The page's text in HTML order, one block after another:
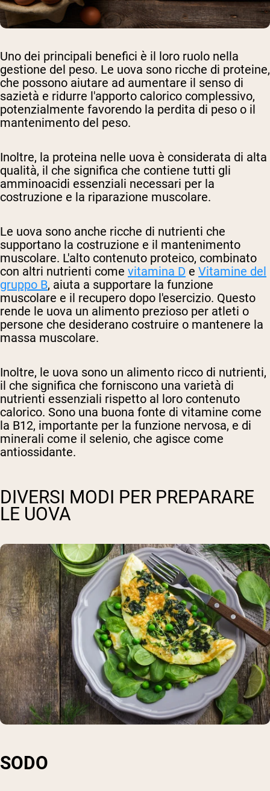
Uno dei principali benefici è il loro ruolo nella
gestione del peso. Le uova sono ricche di proteine,
che possono aiutare ad aumentare il senso di
sazietà e ridurre l'apporto calorico complessivo,
potenzialmente favorendo la perdita di peso o il
mantenimento del peso.
Inoltre, la proteina nelle uova è considerata di alta
qualità, il che significa che contiene tutti gli
amminoacidi essenziali necessari per la
costruzione e la riparazione muscolare.
Le uova sono anche ricche di nutrienti che
supportano la costruzione e il mantenimento
muscolare. L'alto contenuto proteico, combinato
con altri nutrienti come vitamina D e Vitamine del
gruppo B, aiuta a supportare la funzione
muscolare e il recupero dopo l'esercizio. Questo
rende le uova un alimento prezioso per atleti o
persone che desiderano costruire o mantenere la
massa muscolare.
Inoltre, le uova sono un alimento ricco di nutrienti,
il che significa che forniscono una varietà di
nutrienti essenziali rispetto al loro contenuto
calorico. Sono una buona fonte di vitamine come
la B12, importante per la funzione nervosa, e di
minerali come il selenio, che agisce come
antiossidante.
DIVERSI MODI PER PREPARARE
LE UOVA
SODO